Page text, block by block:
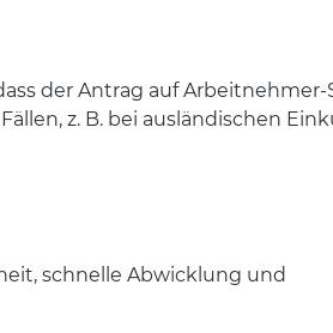
der Antrag auf Arbeitnehmer-
z. B. bei ausländischen
schnelle Abwicklung und